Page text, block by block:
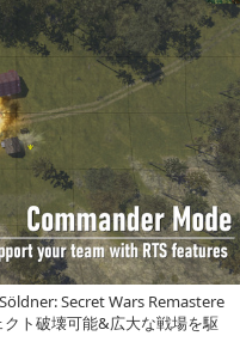
Secret Wars Remastere
ト破壊可能&広大な戦場を駆